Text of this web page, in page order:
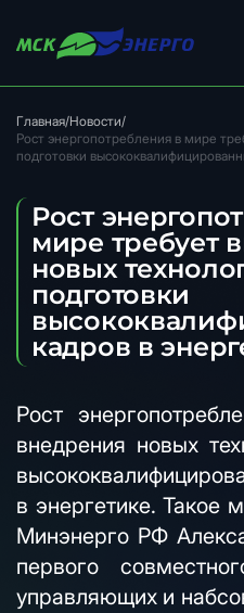
Главная/Новости/
Рост энергопотребления в мире
подготовки
Рост
мире требует
новых
подготовки
кадров в
Рост
внедрения новых
в энергетике. Такое
Минэнерго РФ
первого
управляющих и